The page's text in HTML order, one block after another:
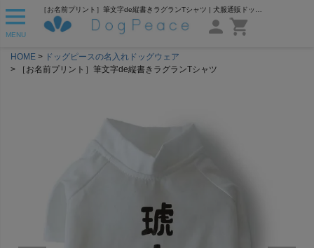
MENU
HOME
ドッグピースの名入れドッグウェア
［お名前プリント］筆文字de縦書きラグランTシャツ